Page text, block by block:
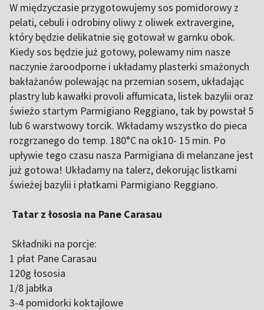
W międzyczasie przygotowujemy sos pomidorowy z
pelati, cebuli i odrobiny oliwy z oliwek extravergine,
który będzie delikatnie się gotował w garnku obok.
Kiedy sos będzie już gotowy, polewamy nim nasze
naczynie żaroodporne i układamy plasterki smażonych
bakłażanów polewając na przemian sosem, układając
plastry lub kawałki provoli affumicata, listek bazylii oraz
świeżo startym Parmigiano Reggiano, tak by powstał 5
lub 6 warstwowy torcik. Wkładamy wszystko do pieca
rozgrzanego do temp. 180°C na ok10- 15 min. Po
upływie tego czasu nasza Parmigiana di melanzane jest
już gotowa! Układamy na talerz, dekorując listkami
świeżej bazylii i płatkami Parmigiano Reggiano.
Tatar z łososia na Pane Carasau
Składniki na porcje:
1 płat Pane Carasau
120g łososia
1/8 jabłka
3-4 pomidorki koktajlowe